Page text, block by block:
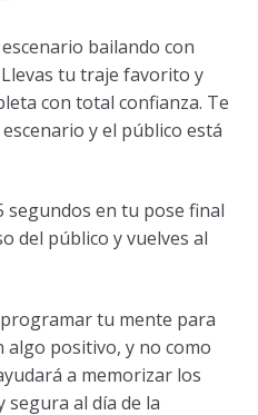
bailando con
tu traje favorito y
con total confianza. Te
y el público está
segundos en tu pose final
del público y vuelves al
tu mente para
positivo, y no como
a memorizar los
segura al día de la